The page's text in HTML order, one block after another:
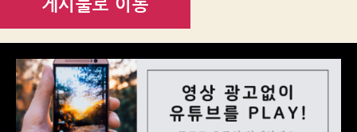
게시물로 이동